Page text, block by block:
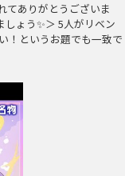
てありがとうございま
ょう✨＞ 5人がリベン
！というお題でも一致で